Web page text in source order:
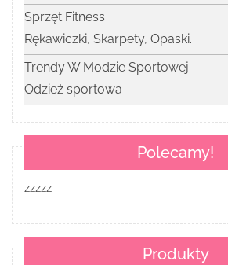
Sprzęt Fitness
Rękawiczki, Skarpety, Opaski.
Trendy W Modzie Sportowej
Odzież sportowa
Polecamy!
zzzzz
Produkty